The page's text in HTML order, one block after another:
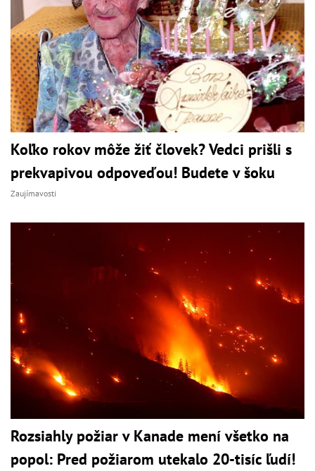
Koľko rokov môže žiť človek? Vedci prišli s
prekvapivou odpoveďou! Budete v šoku
Zaujímavosti
Rozsiahly požiar v Kanade mení všetko na
popol: Pred požiarom utekalo 20-tisíc ľudí!